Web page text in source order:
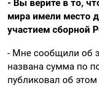
- Вы верите в то,
мира имели место
участием сборной
- Мне сообщили об
названа сумма по
публиковал об